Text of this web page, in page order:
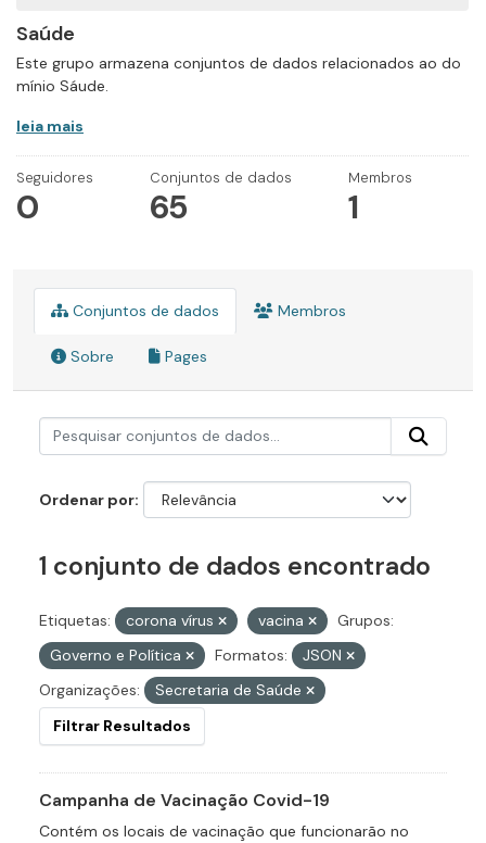
Saúde
Este grupo armazena conjuntos de dados relacionados ao do
mínio Sáude.
leia mais
Seguidores
0
Conjuntos de dados
65
Membros
1
Conjuntos de dados Membros
Sobre Pages
Ordenar por
1 conjunto de dados encontrado
Etiquetas: corona vírus vacina
Grupos:
Governo e Política
Formatos:
JSON
Organizações:
Secretaria de Saúde
Filtrar Resultados
Campanha de Vacinação Covid-19
Contém os locais de vacinação que funcionarão no